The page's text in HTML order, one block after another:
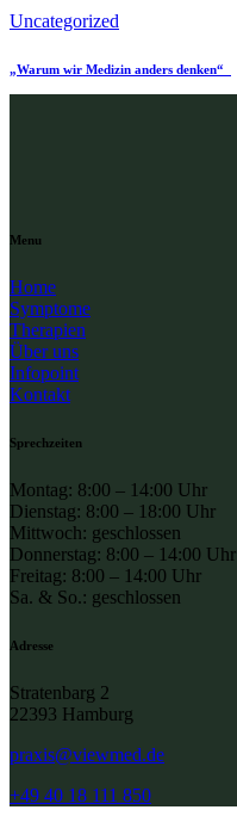
Uncategorized
„Warum wir Medizin anders denken“
Menu
Home
Symptome
Therapien
Über uns
Infopoint
Kontakt
Sprechzeiten
Montag: 8:00 – 14:00 Uhr
Dienstag: 8:00 – 18:00 Uhr
Mittwoch: geschlossen
Donnerstag: 8:00 – 14:00 Uhr
Freitag: 8:00 – 14:00 Uhr
Sa. & So.: geschlossen
Adresse
Stratenbarg 2
22393 Hamburg
praxis@viewmed.de
+49 40 18 111 850